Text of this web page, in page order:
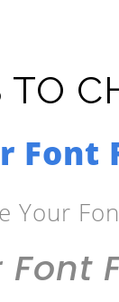
Font
Your
Font